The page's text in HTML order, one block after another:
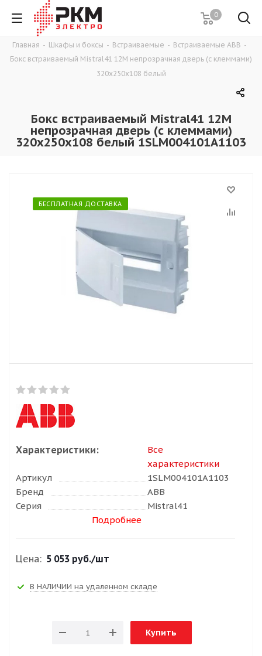
0
Главная - Шкафы и боксы - Встраиваемые - Встраиваемые ABB -
Бокс встраиваемый Mistral41 12М непрозрачная дверь (с клеммами)
320x250x108 белый
Бокс встраиваемый Mistral41 12М
непрозрачная дверь (с клеммами)
320x250x108 белый 1SLM004101A1103
БЕСПЛАТНАЯ ДОСТАВКА
Характеристики:
Все
характеристики
Артикул
1SLM004101A1103
Бренд
ABB
Серия
Mistral41
Подробнее
Цена: 5 053 руб./шт
В НАЛИЧИИ на удаленном складе
Купить